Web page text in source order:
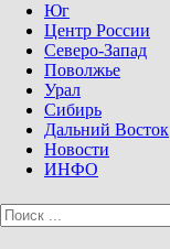
Юг
Центр России
Северо-Запад
Поволжье
Урал
Сибирь
Дальний Восток
Новости
ИНФО